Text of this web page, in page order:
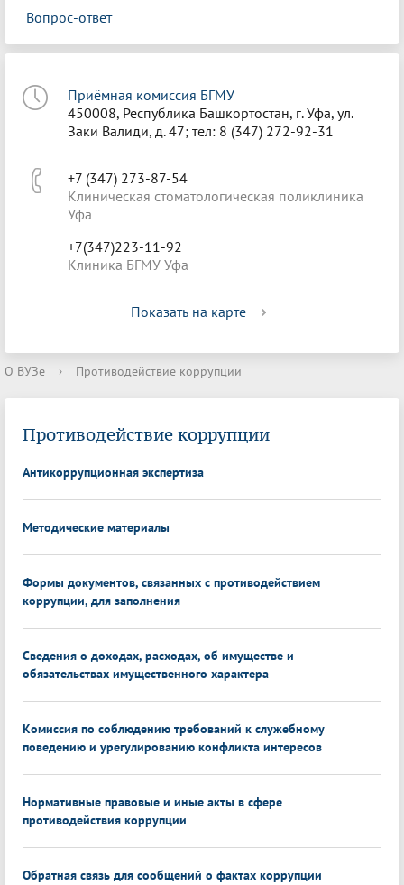
Вопрос-ответ
Приёмная комиссия БГМУ
450008, Республика Башкортостан, г. Уфа, ул.
Заки Валиди, д. 47; тел: 8 (347) 272-92-31
+7 (347) 273-87-54
Клиническая стоматологическая поликлиника
Уфа
+7(347)223-11-92
Клиника БГМУ Уфа
Показать на карте
О ВУЗе › Противодействие коррупции
Противодействие коррупции
Антикоррупционная экспертиза
Методические материалы
Формы документов, связанных с противодействием
коррупции, для заполнения
Сведения о доходах, расходах, об имуществе и
обязательствах имущественного характера
Комиссия по соблюдению требований к служебному
поведению и урегулированию конфликта интересов
Нормативные правовые и иные акты в сфере
противодействия коррупции
Обратная связь для сообщений о фактах коррупции